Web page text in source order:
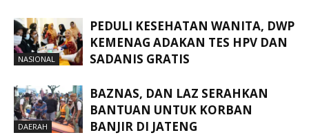
NASIONAL
PEDULI KESEHATAN WANITA, DWP
KEMENAG ADAKAN TES HPV DAN
SADANIS GRATIS
DAERAH
BAZNAS, DAN LAZ SERAHKAN
BANTUAN UNTUK KORBAN
BANJIR DI JATENG